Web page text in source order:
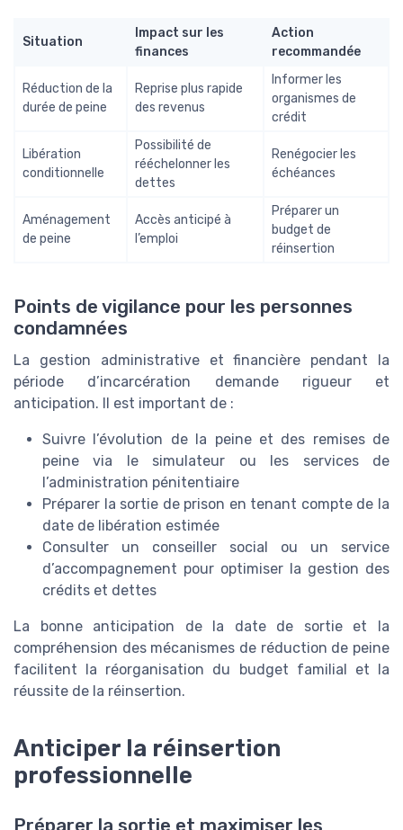
Situation
Impact sur les
finances
Action
recommandée
Réduction de la
durée de peine
Reprise plus rapide
des revenus
Informer les
organismes de
crédit
Libération
conditionnelle
Possibilité de
rééchelonner les
dettes
Renégocier les
échéances
Aménagement
de peine
Accès anticipé à
l’emploi
Préparer un
budget de
réinsertion
Points de vigilance pour les personnes
condamnées
La gestion administrative et financière pendant la
période d’incarcération demande rigueur et
anticipation. Il est important de :
Suivre l’évolution de la peine et des remises de
peine via le simulateur ou les services de
l’administration pénitentiaire
Préparer la sortie de prison en tenant compte de la
date de libération estimée
Consulter un conseiller social ou un service
d’accompagnement pour optimiser la gestion des
crédits et dettes
La bonne anticipation de la date de sortie et la
compréhension des mécanismes de réduction de peine
facilitent la réorganisation du budget familial et la
réussite de la réinsertion.
Anticiper la réinsertion
professionnelle